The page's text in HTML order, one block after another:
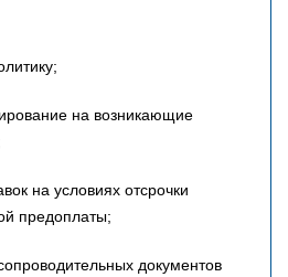
на возникающие
на условиях отсрочки
предоплаты;
документов